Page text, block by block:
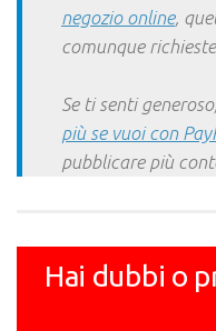
negozio online,
comunque richieste.
Se ti senti generoso,
più se vuoi con
pubblicare più
Hai dubbi o